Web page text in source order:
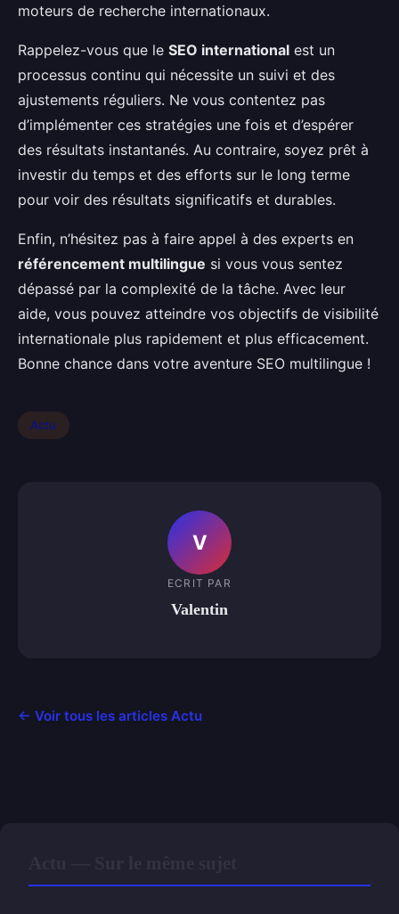
moteurs de recherche internationaux.
Rappelez-vous que le SEO international est un
processus continu qui nécessite un suivi et des
ajustements réguliers. Ne vous contentez pas
d’implémenter ces stratégies une fois et d’espérer
des résultats instantanés. Au contraire, soyez prêt à
investir du temps et des efforts sur le long terme
pour voir des résultats significatifs et durables.
Enfin, n’hésitez pas à faire appel à des experts en
référencement multilingue si vous vous sentez
dépassé par la complexité de la tâche. Avec leur
aide, vous pouvez atteindre vos objectifs de visibilité
internationale plus rapidement et plus efficacement.
Bonne chance dans votre aventure SEO multilingue !
Actu
V
ECRIT PAR
Valentin
← Voir tous les articles Actu